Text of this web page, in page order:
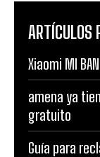
ARTÍCULOS
Xiaomi MI
amena ya
gratuito
Guía para